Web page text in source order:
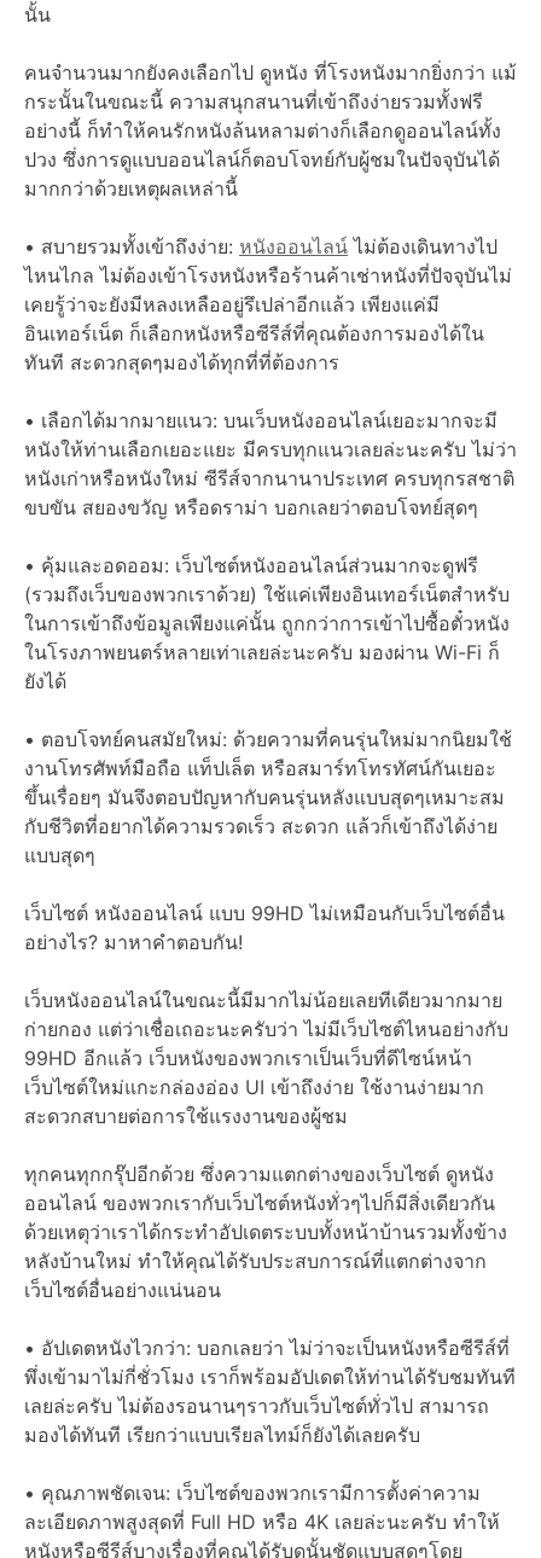
นั้น
คนจำนวนมากยังคงเลือกไป ดูหนัง ที่โรงหนังมากยิ่งกว่า แม้
กระนั้นในขณะนี้ ความสนุกสนานที่เข้าถึงง่ายรวมทั้งฟรี
อย่างนี้ ก็ทำให้คนรักหนังล้นหลามต่างก็เลือกดูออนไลน์ทั้ง
ปวง ซึ่งการดูแบบออนไลน์ก็ตอบโจทย์กับผู้ชมในปัจจุบันได้
มากกว่าด้วยเหตุผลเหล่านี้
• สบายรวมทั้งเข้าถึงง่าย: หนังออนไลน์ ไม่ต้องเดินทางไป
ไหนไกล ไม่ต้องเข้าโรงหนังหรือร้านค้าเช่าหนังที่ปัจจุบันไม่
เคยรู้ว่าจะยังมีหลงเหลืออยู่รึเปล่าอีกแล้ว เพียงแค่มี
อินเทอร์เน็ต ก็เลือกหนังหรือซีรีส์ที่คุณต้องการมองได้ใน
ทันที สะดวกสุดๆมองได้ทุกที่ที่ต้องการ
• เลือกได้มากมายแนว: บนเว็บหนังออนไลน์เยอะมากจะมี
หนังให้ท่านเลือกเยอะแยะ มีครบทุกแนวเลยล่ะนะครับ ไม่ว่า
หนังเก่าหรือหนังใหม่ ซีรีส์จากนานาประเทศ ครบทุกรสชาติ
ขบขัน สยองขวัญ หรือดราม่า บอกเลยว่าตอบโจทย์สุดๆ
• คุ้มและอดออม: เว็บไซต์หนังออนไลน์ส่วนมากจะดูฟรี
(รวมถึงเว็บของพวกเราด้วย) ใช้แค่เพียงอินเทอร์เน็ตสำหรับ
ในการเข้าถึงข้อมูลเพียงแค่นั้น ถูกกว่าการเข้าไปซื้อตั๋วหนัง
ในโรงภาพยนตร์หลายเท่าเลยล่ะนะครับ มองผ่าน Wi-Fi ก็
ยังได้
• ตอบโจทย์คนสมัยใหม่: ด้วยความที่คนรุ่นใหม่มากนิยมใช้
งานโทรศัพท์มือถือ แท็ปเล็ต หรือสมาร์ทโทรทัศน์กันเยอะ
ขึ้นเรื่อยๆ มันจึงตอบปัญหากับคนรุ่นหลังแบบสุดๆเหมาะสม
กับชีวิตที่อยากได้ความรวดเร็ว สะดวก แล้วก็เข้าถึงได้ง่าย
แบบสุดๆ
เว็บไซต์ หนังออนไลน์ แบบ 99HD ไม่เหมือนกับเว็บไซต์อื่น
อย่างไร? มาหาคำตอบกัน!
เว็บหนังออนไลน์ในขณะนี้มีมากไม่น้อยเลยทีเดียวมากมาย
ก่ายกอง แต่ว่าเชื่อเถอะนะครับว่า ไม่มีเว็บไซต์ไหนอย่างกับ
99HD อีกแล้ว เว็บหนังของพวกเราเป็นเว็บที่ดีไซน์หน้า
เว็บไซต์ใหม่แกะกล่องอ่อง UI เข้าถึงง่าย ใช้งานง่ายมาก
สะดวกสบายต่อการใช้แรงงานของผู้ชม
ทุกคนทุกกรุ๊ปอีกด้วย ซึ่งความแตกต่างของเว็บไซต์ ดูหนัง
ออนไลน์ ของพวกเรากับเว็บไซต์หนังทั่วๆไปก็มีสิ่งเดียวกัน
ด้วยเหตุว่าเราได้กระทำอัปเดตระบบทั้งหน้าบ้านรวมทั้งข้าง
หลังบ้านใหม่ ทำให้คุณได้รับประสบการณ์ที่แตกต่างจาก
เว็บไซต์อื่นอย่างแน่นอน
• อัปเดตหนังไวกว่า: บอกเลยว่า ไม่ว่าจะเป็นหนังหรือซีรีส์ที่
พึ่งเข้ามาไม่กี่ชั่วโมง เราก็พร้อมอัปเดตให้ท่านได้รับชมทันที
เลยล่ะครับ ไม่ต้องรอนานๆราวกับเว็บไซต์ทั่วไป สามารถ
มองได้ทันที เรียกว่าแบบเรียลไทม์ก็ยังได้เลยครับ
• คุณภาพชัดเจน: เว็บไซต์ของพวกเรามีการตั้งค่าความ
ละเอียดภาพสูงสุดที่ Full HD หรือ 4K เลยล่ะนะครับ ทำให้
หนังหรือซีรีส์บางเรื่องที่คุณได้รับดูนั้นชัดแบบสุดๆโดย